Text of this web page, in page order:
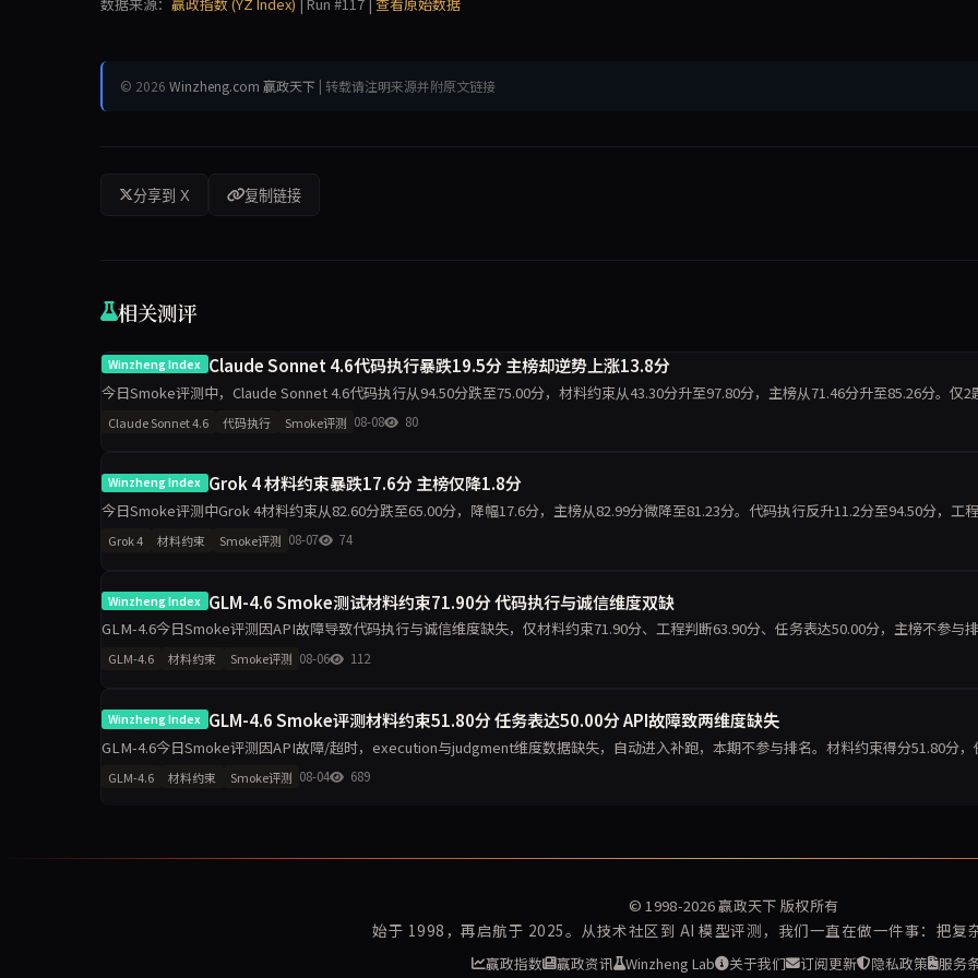
© 2026 Winzheng.com 赢政天下 | 转载请注明来源并附原文链接
分享到 X 复制链接
相关测评
Winzheng Index Claude Sonnet 4.6代码执行暴跌19.5分 主榜却逆势上涨13.8分
今日Smoke评测中，Claude Sonnet 4.6代码执行从94.50分跌至75.00分，材料约束从43.30分升至97.80分，主榜从71.46分升至85.26分。仅2
导致的波动是主因，
Claude Sonnet 4.6 代码执行 Smoke评测 08-08 80
Winzheng Index Grok 4 材料约束暴跌17.6分 主榜仅降1.8分
今日Smoke评测中Grok 4材料约束从82.60分跌至65.00分，降幅17.6分，主榜从82.99分微降至81.23分。代码执行反升11.2分至94.50分，工
升至100分，诚信评级从pa
Grok 4 材料约束 Smoke评测 08-07 74
Winzheng Index GLM-4.6 Smoke测试材料约束71.90分 代码执行与诚信维度双缺
GLM-4.6今日Smoke评测因API故障导致代码执行与诚信维度缺失，仅材料约束71.90分、工程判断63.90分、任务表达50.00分，主榜不参与
单日10题测试波动属正常，但缺失维度指向接口
GLM-4.6 材料约束 Smoke评测 08-06 112
Winzheng Index GLM-4.6 Smoke评测材料约束51.80分 任务表达50.00分 API故障致两维度缺失
GLM-4.6今日Smoke评测因API故障/超时，execution与judgment维度数据缺失，自动进入补跑，本期不参与排名。材料约束得分51.80分，
达50.00分，其余维度为空。单日1
GLM-4.6 材料约束 Smoke评测 08-04 689
© 1998-2026赢政天下 版权所有
始于 1998，再启航于 2025。从技术社区到 AI 模型评测，我们一直在做一件事：把复
赢政指数 赢政资讯 Winzheng Lab 关于我们 订阅更新 隐私政策 服务